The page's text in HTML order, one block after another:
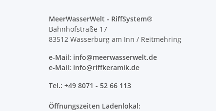
MeerWasserWelt - RiffSystem®
Bahnhofstraße 17
83512 Wasserburg am Inn / Reitmehring
e-Mail: info@meerwasserwelt.de
e-Mail: info@riffkeramik.de
Tel.: +49 8071 - 52 66 113
Öffnungszeiten Ladenlokal: